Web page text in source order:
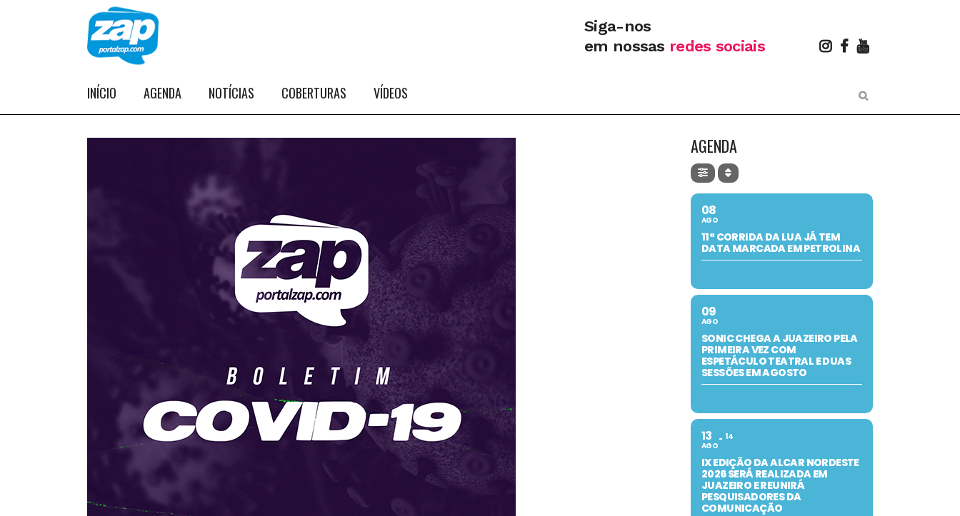
Siga-nos
em nossas redes sociais
INÍCIO AGENDA NOTÍCIAS COBERTURAS VÍDEOS
AGENDA
08
AGO
11ª CORRIDA DA LUA JÁ TEM
DATA MARCADA EM PETROLINA
09
AGO
SONIC CHEGA A JUAZEIRO PELA
PRIMEIRA VEZ COM
ESPETÁCULO TEATRAL E DUAS
SESSÕES EM AGOSTO
13
AGO
14
IX EDIÇÃO DA ALCAR NORDESTE
2026 SERÁ REALIZADA EM
JUAZEIRO E REUNIRÁ
PESQUISADORES DA
COMUNICAÇÃO